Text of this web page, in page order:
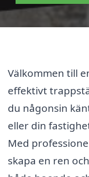
Välkommen till
effektivt
du någonsin
eller din
Med
skapa en ren